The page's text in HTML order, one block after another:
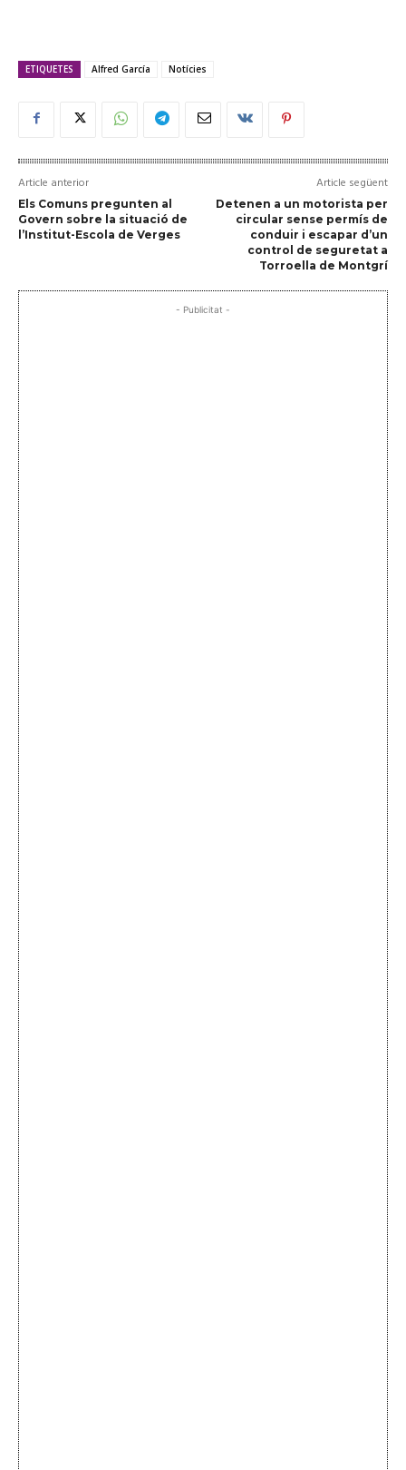
ETIQUETES Alfred García Notícies
Article anterior
Els Comuns pregunten al
Govern sobre la situació de
l’Institut-Escola de Verges
Article següent
Detenen a un motorista per
circular sense permís de
conduir i escapar d’un
control de seguretat a
Torroella de Montgrí
- Publicitat -